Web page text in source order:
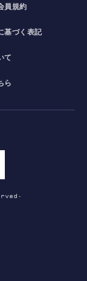
員規約
基づく表記
て
ら